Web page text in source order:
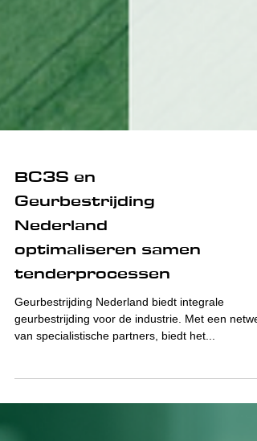
Geurbestrijding
Nederland
optimaliseren samen
tenderprocessen
geurbestrijding voor de industrie. Met een